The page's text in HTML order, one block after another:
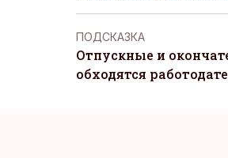
ПОДСКАЗКА
Отпускные и
обходятся